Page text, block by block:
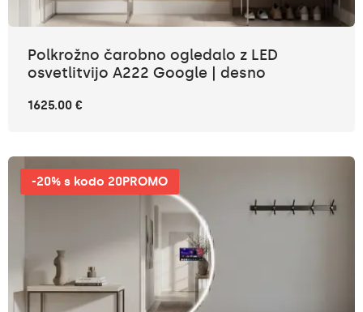
Polkrožno čarobno ogledalo z LED
osvetlitvijo A222 Google | desno
1625.00 €
-20% s kodo 20PROMO